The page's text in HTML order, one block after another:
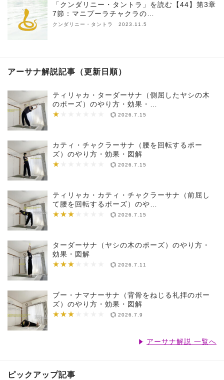
「クンダリニー・タントラ」を読む【44】第3章
7節：マニプーラチャクラの…
クンダリニー・タントラ 2023.11.5
アーサナ解説記事（更新日順）
ティリャカ・ターダーサナ（側屈したヤシの木
のポーズ）のやり方・効果・…
★
★★★★★★★ 2026.7.15
カティ・チャクラーサナ（腰を回転するポー
ズ）のやり方・効果・図解
★
★★★★★★★ 2026.7.15
ティリャカ・カティ・チャクラーサナ（前屈し
て腰を回転するポーズ）のや…
★★★
★★★★★★★ 2026.7.15
ターダーサナ（ヤシの木のポーズ）のやり方・
効果・図解
★★★
★★★★★★★ 2026.7.11
ブー・ナマナーサナ（背骨をねじる礼拝のポー
ズ）のやり方・効果・図解
★★★
★★★★★★★ 2026.7.9
アーサナ解説 一覧へ
ピックアップ記事